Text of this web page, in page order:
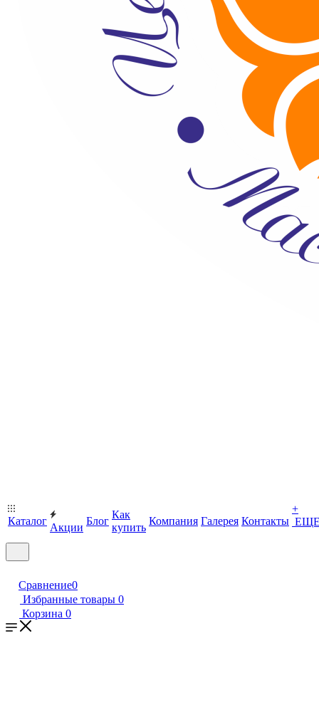
Каталог
Акции
Блог
Как
купить
Компания Галерея Контакты
+
Сравнение0
Избранные товары 0
Корзина 0